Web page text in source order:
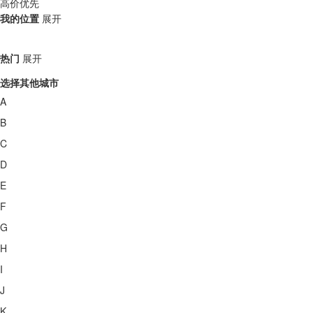
我的位置 展开
热门 展开
选择其他城市
A
B
C
D
E
F
G
H
I
J